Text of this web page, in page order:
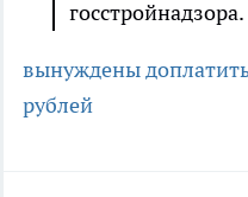
госстройнадзора.
вынуждены
рублей